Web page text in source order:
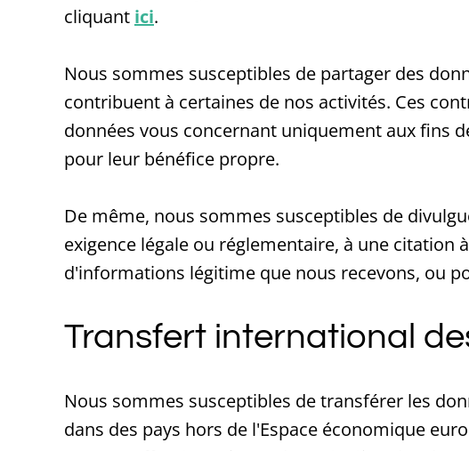
cliquant ici.
Nous sommes susceptibles de partager des
contribuent à certaines de nos activités. Ces
données vous concernant uniquement aux fins
pour leur bénéfice propre.
De même, nous sommes susceptibles de
exigence légale ou réglementaire, à une
d'informations légitime que nous recevons, ou
Transfert international
Nous sommes susceptibles de transférer les
dans des pays hors de l'Espace économique